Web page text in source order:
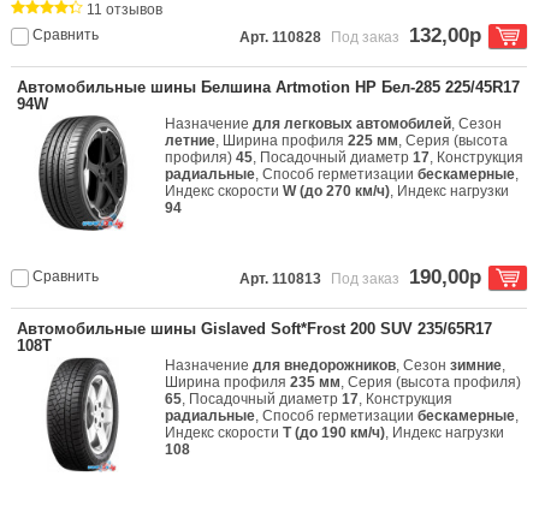
Сравнить
11 отзывов
Арт. 110828
Под заказ 132,00р
Автомобильные шины Белшина Artmotion HP Бел-285 225/45R17
94W
Назначениедля легковых автомобилей, Сезон
летние, Ширина профиля225 мм, Серия (высота
профиля)45, Посадочный диаметр17, Конструкция
радиальные, Способ герметизациибескамерные,
Индекс скоростиW (до 270 км/ч), Индекс нагрузки
94
Сравнить Арт. 110813 Под заказ 190,00р
Автомобильные шины Gislaved Soft*Frost 200 SUV 235/65R17
108T
Назначениедля внедорожников, Сезонзимние,
Ширина профиля235 мм, Серия (высота профиля)
65, Посадочный диаметр17, Конструкция
радиальные, Способ герметизациибескамерные,
Индекс скоростиT (до 190 км/ч), Индекс нагрузки
108